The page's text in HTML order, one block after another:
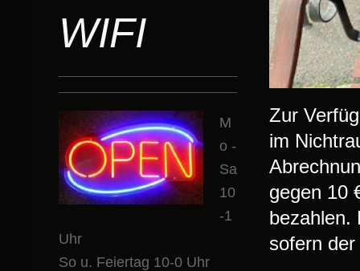
Zur
im
gegen 10
bezahlen.
sofern
WIFI
M
o -
Sa
10
-1
Uhr
So u. Feiertag 10-0 Uhr